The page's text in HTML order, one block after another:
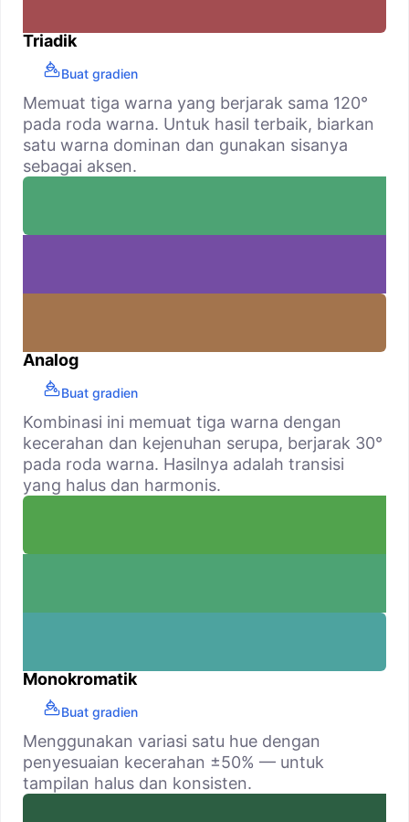
Triadik
Buat gradien
Memuat tiga warna yang berjarak sama 120°
pada roda warna. Untuk hasil terbaik, biarkan
satu warna dominan dan gunakan sisanya
sebagai aksen.
Analog
Buat gradien
Kombinasi ini memuat tiga warna dengan
kecerahan dan kejenuhan serupa, berjarak 30°
pada roda warna. Hasilnya adalah transisi
yang halus dan harmonis.
Monokromatik
Buat gradien
Menggunakan variasi satu hue dengan
penyesuaian kecerahan ±50% — untuk
tampilan halus dan konsisten.